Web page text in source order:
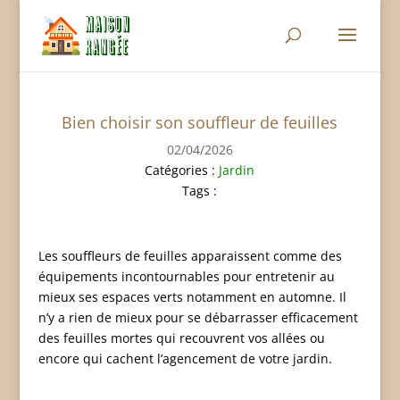
Bien choisir son souffleur de feuilles
02/04/2026
Catégories : Jardin
Tags :
Les souffleurs de feuilles apparaissent comme des
équipements incontournables pour entretenir au
mieux ses espaces verts notamment en automne. Il
n’y a rien de mieux pour se débarrasser efficacement
des feuilles mortes qui recouvrent vos allées ou
encore qui cachent l’agencement de votre jardin.